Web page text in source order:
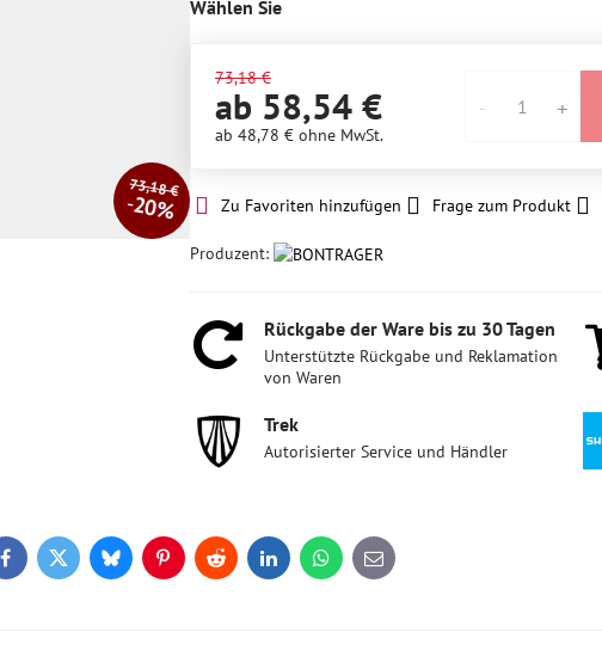
73,18 €
20%
Wählen Sie
73,18 €
ab 58,54 €
ab 48,78 € ohne MwSt.
Zu Favoriten hinzufügen Frage zum Produkt
Produzent:
Rückgabe der Ware bis zu 30 Tagen
Unterstützte Rückgabe und Reklamation
von Waren
Trek
Autorisierter Service und Händler
FacebookTwitterBlueskyPinterestRedditLinkedInWhatsApp
E-
mail